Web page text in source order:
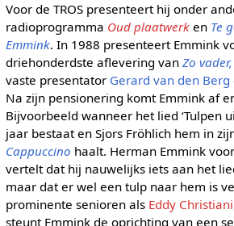
Voor de TROS presenteert hij onder
radioprogramma Oud plaatwerken Te
Emmink. In 1988 presenteert Emmink
driehonderdste aflevering van Zo
vaste presentator Gerard van den Berg
Na zijn pensionering komt Emmink af
Bijvoorbeeld wanneer het lied ‘Tulpen
jaar bestaat en Sjors Fröhlich hem in
Cappuccino haalt. Herman Emmink
vertelt dat hij nauwelijks iets aan het
maar dat er wel een tulp naar hem is
prominente senioren als Eddy Christiani
steunt Emmink de oprichting van een